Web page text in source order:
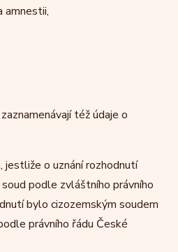
amnestii,
též údaje o
jestliže o uznání rozhodnutí
podle zvláštního právního
bylo cizozemským soudem
právního řádu České